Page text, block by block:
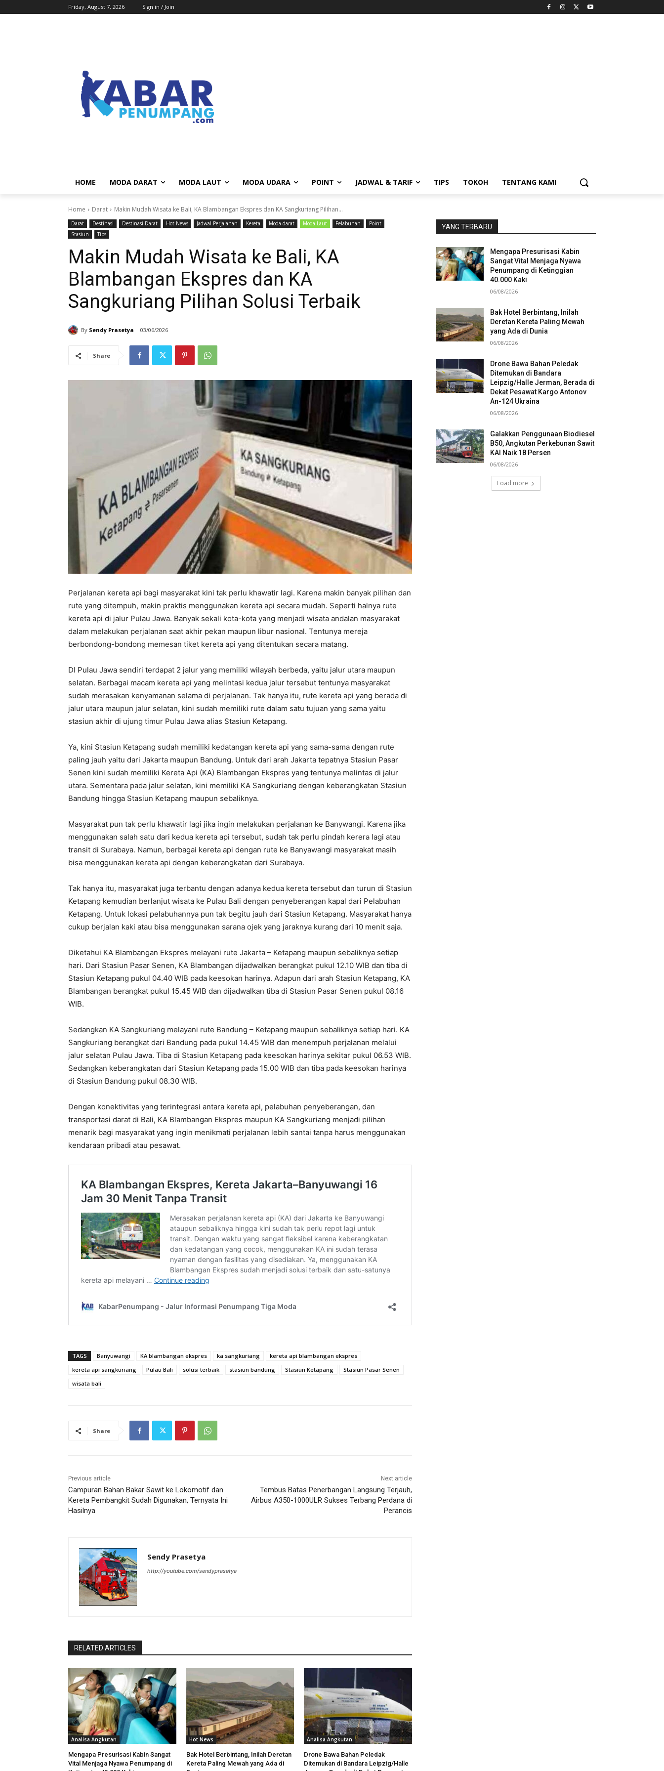
Friday, August 7, 2026 Sign in / Join
HOME MODA DARAT MODA LAUT MODA UDARA POINT JADWAL & TARIF TIPS TOKOH TENTANG KAMI
Home Darat Makin Mudah Wisata ke Bali, KA Blambangan Ekspres dan KA Sangkuriang Pilihan...
Darat Destinasi Destinasi Darat Hot News Jadwal Perjalanan Kereta Moda darat Moda Laut Pelabuhan
Point
Stasiun
Tips
Makin Mudah Wisata ke Bali, KA
Blambangan Ekspres dan KA
Sangkuriang Pilihan Solusi Terbaik
By Sendy Prasetya 03/06/2026
Share
Perjalanan kereta api bagi masyarakat kini tak perlu khawatir lagi. Karena makin banyak pilihan dan
rute yang ditempuh, makin praktis menggunakan kereta api secara mudah. Seperti halnya rute
kereta api di jalur Pulau Jawa. Banyak sekali kota-kota yang menjadi wisata andalan masyarakat
dalam melakukan perjalanan saat akhir pekan maupun libur nasional. Tentunya mereja
berbondong-bondong memesan tiket kereta api yang ditentukan secara matang.
DI Pulau Jawa sendiri terdapat 2 jalur yang memiliki wilayah berbeda, yaitu jalur utara maupun
selatan. Berbagai macam kereta api yang melintasi kedua jalur tersebut tentunya masyarakat
sudah merasakan kenyamanan selama di perjalanan. Tak hanya itu, rute kereta api yang berada di
jalur utara maupun jalur selatan, kini sudah memiliki rute dalam satu tujuan yang sama yaitu
stasiun akhir di ujung timur Pulau Jawa alias Stasiun Ketapang.
Ya, kini Stasiun Ketapang sudah memiliki kedatangan kereta api yang sama-sama dengan rute
paling jauh yaitu dari Jakarta maupun Bandung. Untuk dari arah Jakarta tepatnya Stasiun Pasar
Senen kini sudah memiliki Kereta Api (KA) Blambangan Ekspres yang tentunya melintas di jalur
utara. Sementara pada jalur selatan, kini memiliki KA Sangkuriang dengan keberangkatan Stasiun
Bandung hingga Stasiun Ketapang maupun sebaliknya.
Masyarakat pun tak perlu khawatir lagi jika ingin melakukan perjalanan ke Banywangi. Karena jika
menggunakan salah satu dari kedua kereta api tersebut, sudah tak perlu pindah kerera lagi atau
transit di Surabaya. Namun, berbagai kereta api dengan rute ke Banyawangi masyarakat masih
bisa menggunakan kereta api dengan keberangkatan dari Surabaya.
Tak hanya itu, masyarakat juga terbantu dengan adanya kedua kereta tersebut dan turun di Stasiun
Ketapang kemudian berlanjut wisata ke Pulau Bali dengan penyeberangan kapal dari Pelabuhan
Ketapang. Untuk lokasi pelabuhannya pun tak begitu jauh dari Stasiun Ketapang. Masyarakat hanya
cukup berjalan kaki atau bisa menggunakan sarana ojek yang jaraknya kurang dari 10 menit saja.
Diketahui KA Blambangan Ekspres melayani rute Jakarta – Ketapang maupun sebaliknya setiap
hari. Dari Stasiun Pasar Senen, KA Blambangan dijadwalkan berangkat pukul 12.10 WIB dan tiba di
Stasiun Ketapang pukul 04.40 WIB pada keesokan harinya. Adapun dari arah Stasiun Ketapang, KA
Blambangan berangkat pukul 15.45 WIB dan dijadwalkan tiba di Stasiun Pasar Senen pukul 08.16
WIB.
Sedangkan KA Sangkuriang melayani rute Bandung – Ketapang maupun sebaliknya setiap hari. KA
Sangkuriang berangkat dari Bandung pada pukul 14.45 WIB dan menempuh perjalanan melalui
jalur selatan Pulau Jawa. Tiba di Stasiun Ketapang pada keesokan harinya sekitar pukul 06.53 WIB.
Sedangkan keberangkatan dari Stasiun Ketapang pada 15.00 WIB dan tiba pada keesokan harinya
di Stasiun Bandung pukul 08.30 WIB.
Dengan konektivitas yang terintegrasi antara kereta api, pelabuhan penyeberangan, dan
transportasi darat di Bali, KA Blambangan Ekspres maupun KA Sangkuriang menjadi pilihan
menarik bagi masyarakat yang ingin menikmati perjalanan lebih santai tanpa harus menggunakan
kendaraan pribadi atau pesawat.
TAGS Banyuwangi KA blambangan ekspres ka sangkuriang
kereta api blambangan ekspres
kereta api sangkuriang
Pulau Bali solusi terbaik stasiun bandung Stasiun Ketapang
Stasiun Pasar Senen
wisata bali
Share
Previous article
Campuran Bahan Bakar Sawit ke Lokomotif dan
Kereta Pembangkit Sudah Digunakan, Ternyata Ini
Hasilnya
Next article
Tembus Batas Penerbangan Langsung Terjauh,
Airbus A350-1000ULR Sukses Terbang Perdana di
Perancis
Sendy Prasetya
http://youtube.com/sendyprasetya
RELATED ARTICLES
Analisa Angkutan
Mengapa Presurisasi Kabin Sangat
Vital Menjaga Nyawa Penumpang di
Hot News
Bak Hotel Berbintang, Inilah Deretan
Kereta Paling Mewah yang Ada di
Analisa Angkutan
Drone Bawa Bahan Peledak
Ditemukan di Bandara Leipzig/Halle
YANG TERBARU
Mengapa Presurisasi Kabin
Sangat Vital Menjaga Nyawa
Penumpang di Ketinggian
40.000 Kaki
06/08/2026
Bak Hotel Berbintang, Inilah
Deretan Kereta Paling Mewah
yang Ada di Dunia
06/08/2026
Drone Bawa Bahan Peledak
Ditemukan di Bandara
Leipzig/Halle Jerman, Berada di
Dekat Pesawat Kargo Antonov
An-124 Ukraina
06/08/2026
Galakkan Penggunaan Biodiesel
B50, Angkutan Perkebunan Sawit
KAI Naik 18 Persen
06/08/2026
Load more